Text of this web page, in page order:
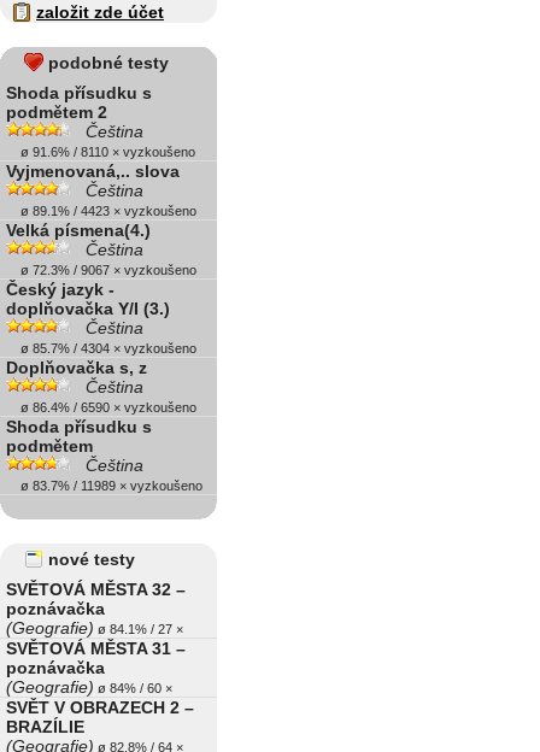
založit zde účet
podobné testy
Shoda přísudku s
podmětem 2
Čeština
ø 91.6% / 8110 × vyzkoušeno
Vyjmenovaná,.. slova
Čeština
ø 89.1% / 4423 × vyzkoušeno
Velká písmena(4.)
Čeština
ø 72.3% / 9067 × vyzkoušeno
Český jazyk -
doplňovačka Y/I (3.)
Čeština
ø 85.7% / 4304 × vyzkoušeno
Doplňovačka s, z
Čeština
ø 86.4% / 6590 × vyzkoušeno
Shoda přísudku s
podmětem
Čeština
ø 83.7% / 11989 × vyzkoušeno
nové testy
SVĚTOVÁ MĚSTA 32 –
poznávačka
(Geografie) ø 84.1% / 27 ×
SVĚTOVÁ MĚSTA 31 –
poznávačka
(Geografie) ø 84% / 60 ×
SVĚT V OBRAZECH 2 –
BRAZÍLIE
(Geografie) ø 82.8% / 64 ×